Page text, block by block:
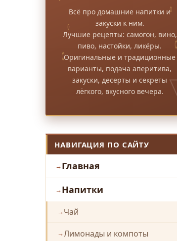
Всё про домашние напитки и
закуски к ним.
Лучшие рецепты: самогон, вино,
пиво, настойки, ликёры.
Оригинальные и традиционные
варианты, подача аперитива,
закуски, десерты и секреты
лёгкого, вкусного вечера.
НАВИГАЦИЯ ПО САЙТУ
Главная
Напитки
Чай
Лимонады и компоты